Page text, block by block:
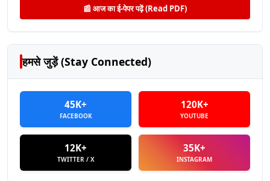
📰 आज का ई-पेपर पढ़ें (Read PDF)
हमसे जुड़ें (Stay Connected)
45K+
FACEBOOK
120K+
YOUTUBE
12K+
TWITTER / X
35K+
INSTAGRAM